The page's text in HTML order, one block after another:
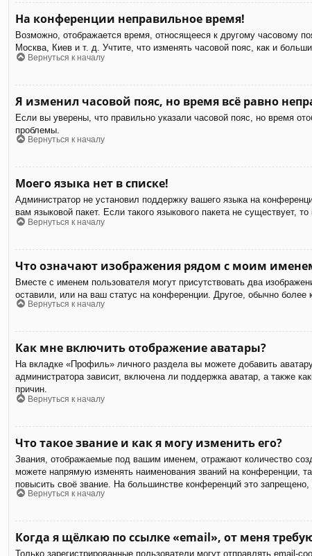
На конференции неправильное время!
Возможно, отображается время, относящееся к другому часовому
Москва, Киев и т. д. Учтите, что изменять часовой пояс, как и
Вернуться к началу
Я изменил часовой пояс, но время всё равно
Если вы уверены, что правильно указали часовой пояс, но время
проблемы.
Вернуться к началу
Моего языка нет в списке!
Администратор не установил поддержку вашего языка на
вам языковой пакет. Если такого языкового пакета не
Вернуться к началу
Что означают изображения рядом с моим
Вместе с именем пользователя могут присутствовать два
оставили, или на ваш статус на конференции. Другое, обычно более
Вернуться к началу
Как мне включить отображение аватары?
На вкладке «Профиль» личного раздела вы можете добавить
администратора зависит, включена ли поддержка аватар, а также
причин.
Вернуться к началу
Что такое звание и как я могу изменить его?
Звания, отображаемые под вашим именем, отражают количество
можете напрямую изменять наименования званий на конференции,
повысить своё звание. На большинстве конференций это
Вернуться к началу
Когда я щёлкаю по ссылке «email», от меня
Только зарегистрированные пользователи могут отправлять